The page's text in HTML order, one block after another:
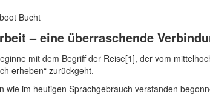
– eine überraschende
mit dem Begriff der Reise[1], der vom
erheben“ zurückgeht.
wie im heutigen Sprachgebrauch verstanden